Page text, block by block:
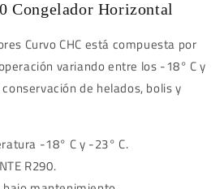
Congelador Horizontal
Curvo CHC está compuesta por
variando entre los -18° C y
de helados, bolis y
-18° C y -23° C.
R290.